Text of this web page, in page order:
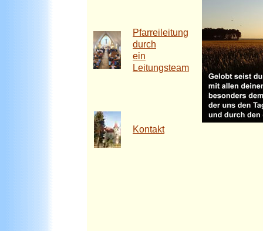
Pfarreileitung
durch
ein
Leitungsteam
Kontakt